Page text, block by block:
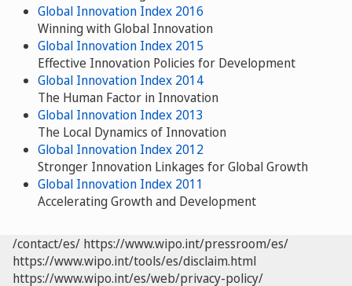
Global Innovation Index 2016
Winning with Global Innovation
Global Innovation Index 2015
Effective Innovation Policies for Development
Global Innovation Index 2014
The Human Factor in Innovation
Global Innovation Index 2013
The Local Dynamics of Innovation
Global Innovation Index 2012
Stronger Innovation Linkages for Global Growth
Global Innovation Index 2011
Accelerating Growth and Development
/contact/es/ https://www.wipo.int/pressroom/es/
https://www.wipo.int/tools/es/disclaim.html
https://www.wipo.int/es/web/privacy-policy/